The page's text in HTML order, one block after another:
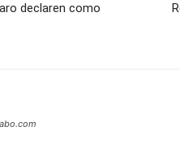
declaren como